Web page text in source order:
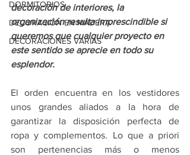
DORMITORIOS
DECORACIÓN EN MADERA
DECORACIONES VARIAS
decoración de interiores, la
organización resulta imprescindible si
queremos que cualquier proyecto en
este sentido se aprecie en todo su
esplendor.
El orden encuentra en los vestidores
unos grandes aliados a la hora de
garantizar la disposición perfecta de
ropa y complementos. Lo que a priori
son pertenencias más o menos